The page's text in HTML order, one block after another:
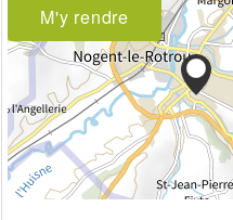
M'y rendre